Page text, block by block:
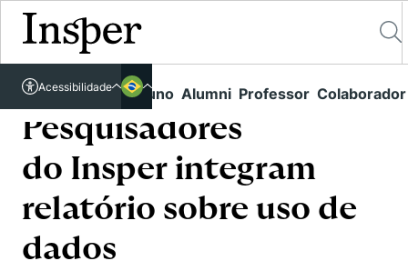
Links rápidos Aluno Alumni Professor Colaborador
Acessibilidade
Acessível em libras
Pós-Graduação
Educação Executiva
Quem Somos
O Insper
Campus
Comunidade Transforme
Missão
Pesquisa
Pesquisadores
do Insper integram
relatório sobre uso de
dados